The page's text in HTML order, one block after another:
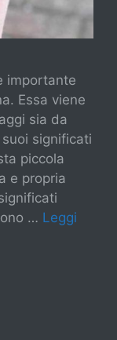
importante
Essa viene
sia da
significati
piccola
e propria
… Leggi